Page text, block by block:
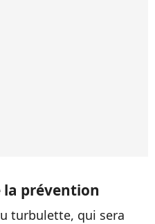
la prévention
turbulette, qui sera